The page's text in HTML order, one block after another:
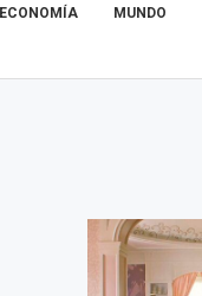
ECONOMÍA MUNDO